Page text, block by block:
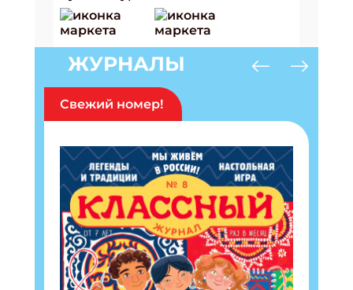
ЖУРНАЛЫ
Свежий номер!